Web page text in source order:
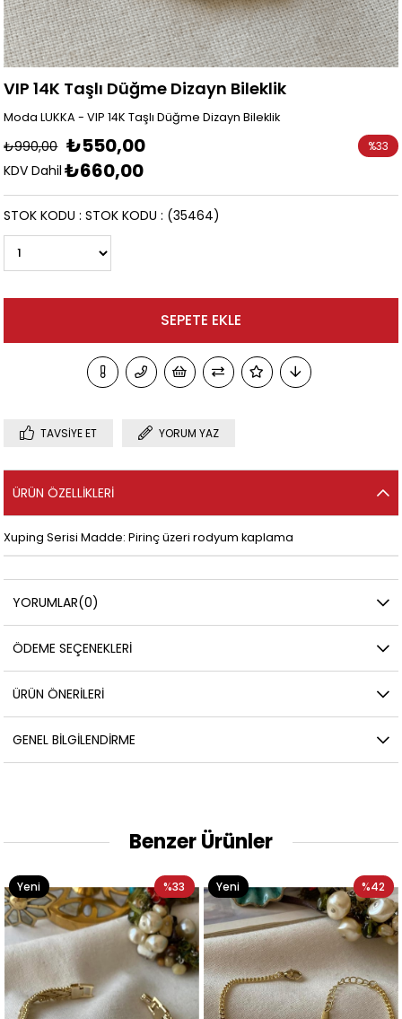
VIP 14K Taşlı Düğme Dizayn Bileklik
Moda LUKKA - VIP 14K Taşlı Düğme Dizayn Bileklik
₺990,00 ₺550,00
KDV Dahil ₺660,00
%33
(35464)
STOK KODU STOK KODU
TAVSIYE ET YORUM YAZ
ÜRÜN ÖZELLIKLERI
Xuping Serisi Madde: Pirinç üzeri rodyum kaplama
YORUMLAR(0)
ÖDEME SEÇENEKLERI
ÜRÜN ÖNERILERI
GENEL BILGILENDIRME
Benzer Ürünler
%33 %42
Yeni
Ürün
Yeni
Ürün